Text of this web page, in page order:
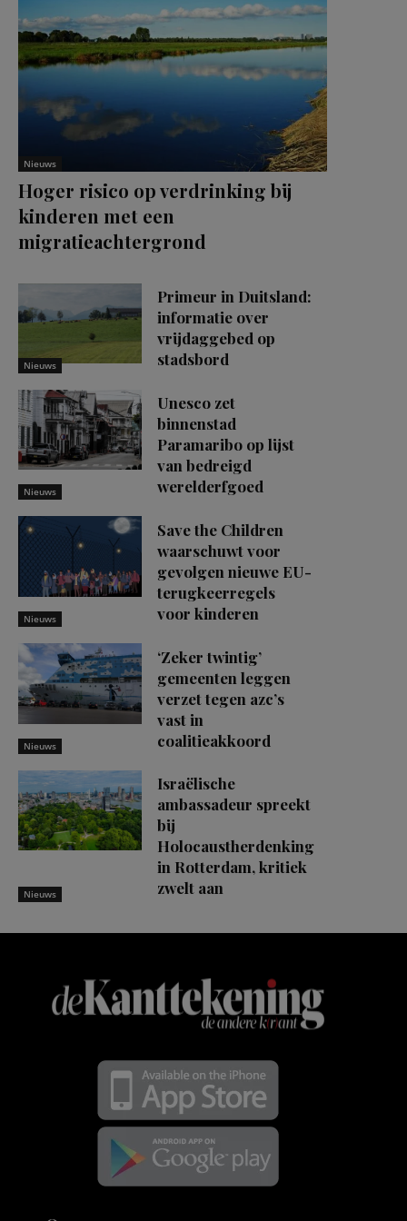
Nieuws
Hoger risico op verdrinking bij
kinderen met een
migratieachtergrond
Nieuws
Primeur in Duitsland:
informatie over
vrijdaggebed op
stadsbord
Nieuws
Unesco zet
binnenstad
Paramaribo op lijst
van bedreigd
werelderfgoed
Nieuws
Save the Children
waarschuwt voor
gevolgen nieuwe EU-
terugkeerregels
voor kinderen
Nieuws
‘Zeker twintig’
gemeenten leggen
verzet tegen azc’s
vast in
coalitieakkoord
Nieuws
Israëlische
ambassadeur spreekt
bij
Holocaustherdenking
in Rotterdam, kritiek
zwelt aan